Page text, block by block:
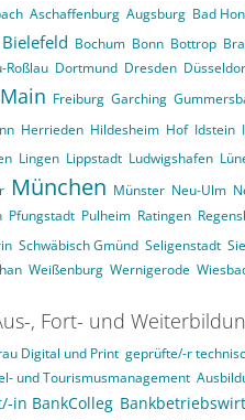
Aschaffenburg Augsburg Bad
Bielefeld Bochum Bonn Bottrop
Roßlau Dortmund Dresden
Freiburg Garching
Herrieden Hildesheim Hof Idstein
Lingen Lippstadt Ludwigshafen
München Münster Neu-Ulm
Pfungstadt Pulheim Ratingen
Schwäbisch Gmünd Seligenstadt
Weißenburg Wernigerode
, Fort- und
Digital und Print geprüfte/-r
und Tourismusmanagement
in BankColleg